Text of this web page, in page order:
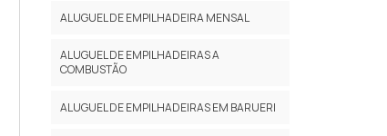
ALUGUEL DE EMPILHADEIRA MENSAL
ALUGUEL DE EMPILHADEIRAS A
COMBUSTÃO
ALUGUEL DE EMPILHADEIRAS EM BARUERI